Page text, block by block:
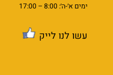
ימים א׳-ה׳: 8:00 – 17:00
עשו לנו לייק